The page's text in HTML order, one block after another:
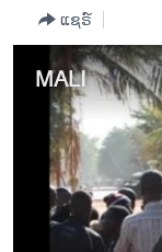
ໂລກ
ເອເຊຍ
ອິດສະຫຼະພາບດ້ານ
ຊີວິດຊາວລາວ
ຊຸມຊົນຊາວລາວ
ວິທະຍາສາດ-ເທັກໂ
ແຊຣ໌
MALI
No